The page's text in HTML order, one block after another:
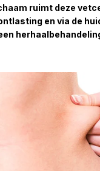
ruimt deze
en via de